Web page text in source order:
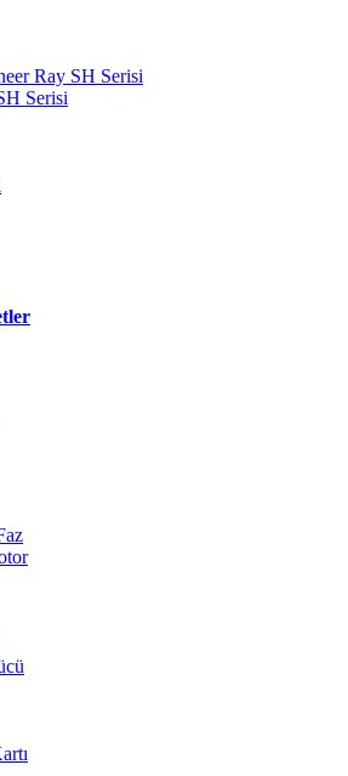
Ray SH Serisi
Serisi